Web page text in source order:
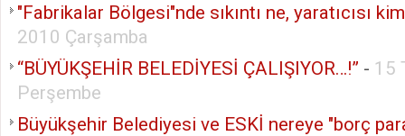
"Fabrikalar Bölgesi"nde sıkıntı ne, yaratıcısı
2010 Çarşamba
“BÜYÜKŞEHİR BELEDİYESİ ÇALIŞIYOR…!” - 15
Perşembe
Büyükşehir Belediyesi ve ESKİ nereye "borç